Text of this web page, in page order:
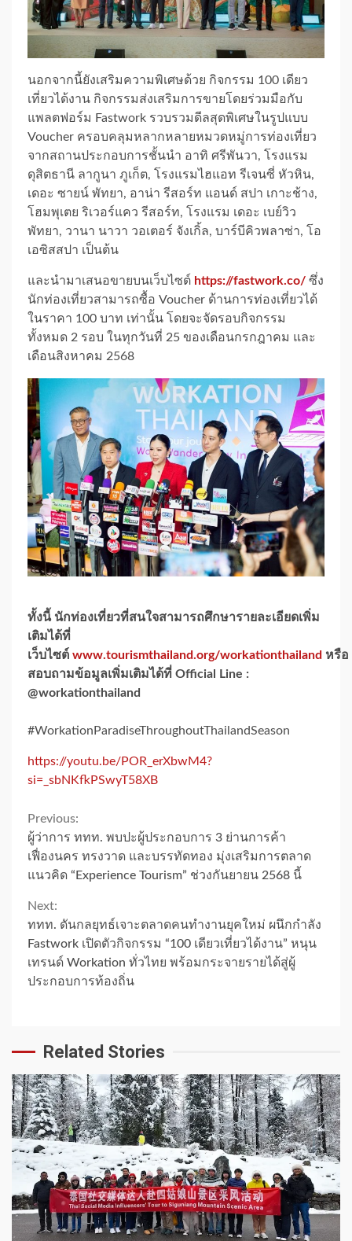
นอกจากนี้ยังเสริมความพิเศษด้วย กิจกรรม 100 เดียว
เที่ยวได้งาน กิจกรรมส่งเสริมการขายโดยร่วมมือกับ
แพลตฟอร์ม Fastwork รวบรวมดีลสุดพิเศษในรูปแบบ
Voucher ครอบคลุมหลากหลายหมวดหมู่การท่องเที่ยว
จากสถานประกอบการชั้นนำ อาทิ ศรีพันวา, โรงแรม
ดุสิตธานี ลากูนา ภูเก็ต, โรงแรมไฮแอท รีเจนซี่ หัวหิน,
เดอะ ซายน์ พัทยา, อาน่า รีสอร์ท แอนด์ สปา เกาะช้าง,
โฮมพุเตย ริเวอร์แคว รีสอร์ท, โรงแรม เดอะ เบย์วิว
พัทยา, วานา นาวา วอเตอร์ จังเกิ้ล, บาร์บีคิวพลาซ่า, โอ
เอซิสสปา เป็นต้น
และนำมาเสนอขายบนเว็บไซต์ https://fastwork.co/ ซึ่ง
นักท่องเที่ยวสามารถซื้อ Voucher ด้านการท่องเที่ยวได้
ในราคา 100 บาท เท่านั้น โดยจะจัดรอบกิจกรรม
ทั้งหมด 2 รอบ ในทุกวันที่ 25 ของเดือนกรกฎาคม และ
เดือนสิงหาคม 2568
ทั้งนี้ นักท่องเที่ยวที่สนใจสามารถศึกษารายละเอียดเพิ่ม
เติมได้ที่
เว็บไซต์ www.tourismthailand.org/workationthailand หรือ
สอบถามข้อมูลเพิ่มเติมได้ที่ Official Line :
@workationthailand
#WorkationParadiseThroughoutThailandSeason
https://youtu.be/POR_erXbwM4?
si=_sbNKfkPSwyT58XB
Continue
Reading
Previous:
ผู้ว่าการ ททท. พบปะผู้ประกอบการ 3 ย่านการค้า
เฟื่องนคร ทรงวาด และบรรทัดทอง มุ่งเสริมการตลาด
แนวคิด “Experience Tourism” ช่วงกันยายน 2568 นี้
Next:
ททท. ดันกลยุทธ์เจาะตลาดคนทำงานยุคใหม่ ผนึกกำลัง
Fastwork เปิดตัวกิจกรรม “100 เดียวเที่ยวได้งาน” หนุน
เทรนด์ Workation ทั่วไทย พร้อมกระจายรายได้สู่ผู้
ประกอบการท้องถิ่น
Related Stories
1 min read